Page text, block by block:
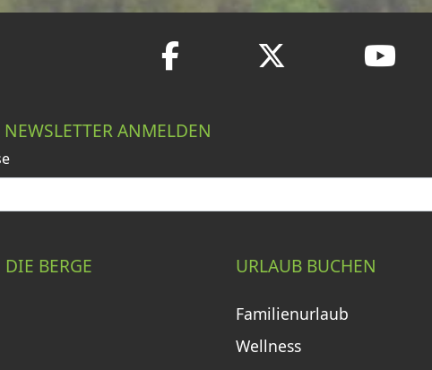
NEWSLETTER ANMELDEN
BERGE URLAUB BUCHEN
Familienurlaub
Wellness